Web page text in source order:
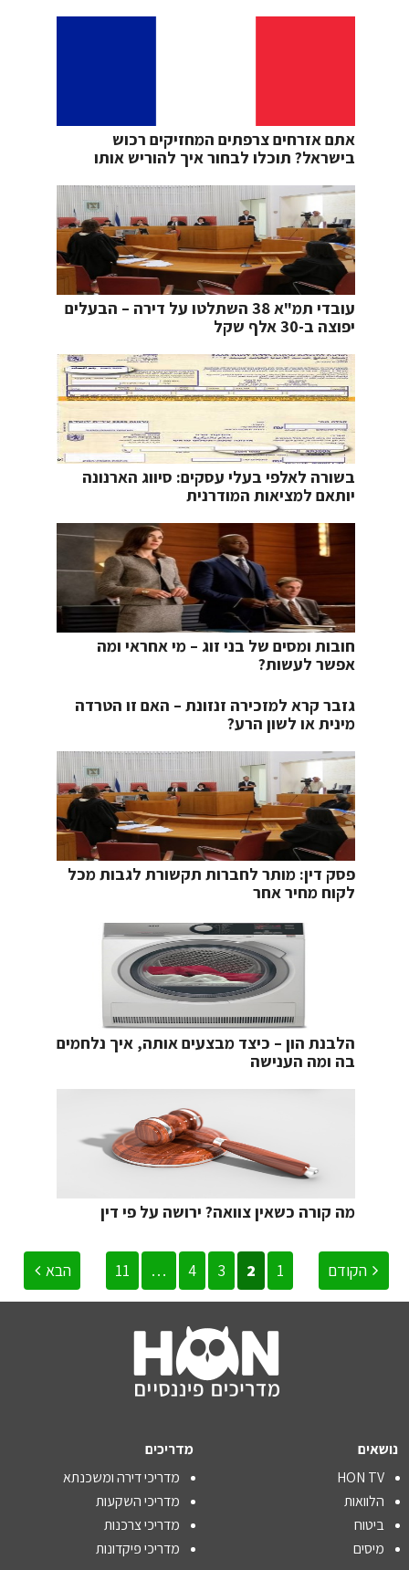
אתם אזרחים צרפתים המחזיקים רכוש
בישראל? תוכלו לבחור איך להוריש אותו
עובדי תמ"א 38 השתלטו על דירה – הבעלים
יפוצה ב-30 אלף שקל
בשורה לאלפי בעלי עסקים: סיווג הארנונה
יותאם למציאות המודרנית
חובות ומסים של בני זוג – מי אחראי ומה
אפשר לעשות?
גזבר קרא למזכירה זנזונת – האם זו הטרדה
מינית או לשון הרע?
פסק דין: מותר לחברות תקשורת לגבות מכל
לקוח מחיר אחר
הלבנת הון – כיצד מבצעים אותה, איך נלחמים
בה ומה הענישה
מה קורה כשאין צוואה? ירושה על פי דין
הקודם 1
2
3
4
…
11 הבא
נושאים
HON TV
הלוואות
ביטוח
מיסים
מדריכים
מדריכי דירה ומשכנתא
מדריכי השקעות
מדריכי צרכנות
מדריכי פיקדונות